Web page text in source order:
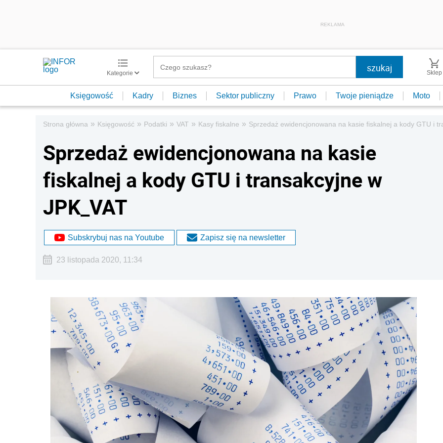
REKLAMA
Kategorie Sklep
Księgowość Kadry Biznes Sektor publiczny Prawo Twoje pieniądze Moto
Strona główna » Księgowość » Podatki » VAT » Kasy fiskalne » Sprzedaż ewidencjonowana na kasie fiskalnej a kody GTU i
Sprzedaż ewidencjonowana na kasie
fiskalnej a kody GTU i transakcyjne w
JPK_VAT
Subskrybuj nas na Youtube Zapisz się na newsletter
23 listopada 2020, 11:34